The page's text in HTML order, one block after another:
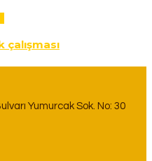
Yumurcak Sok. No: 30